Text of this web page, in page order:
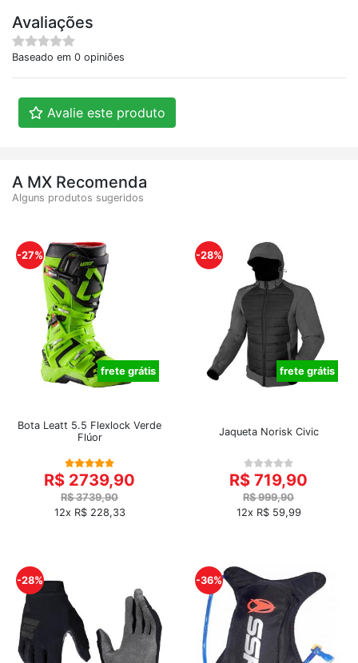
Avaliações
Baseado em 0 opiniões
Avalie este produto
A MX Recomenda
Alguns produtos sugeridos
-27%
frete grátis
Bota Leatt 5.5 Flexlock Verde
Flúor
R$ 2739,90
R$ 3739,90
12x R$ 228,33
-28%
frete grátis
Jaqueta Norisk Civic
R$ 719,90
R$ 999,90
12x R$ 59,99
-28% -36%